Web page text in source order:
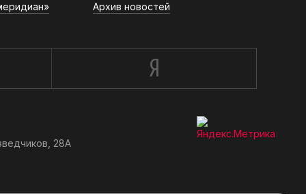
Архив новостей
28А